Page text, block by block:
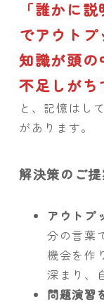
「誰かに
でアウトプ
知識が頭の
不足しがち
と、記憶はし
があります。
解決策のご
アウトプ
分の言葉
機会を作
深まり、
問題演習